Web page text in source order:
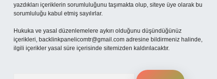
yazdıkları içeriklerin sorumluluğunu taşımakta olup, siteye üye olarak bu
sorumluluğu kabul etmiş sayılırlar.
Hukuka ve yasal düzenlemelere aykırı olduğunu düşündüğünüz
içerikleri, backlinkpanelicomtr@gmail.com adresine bildirmeniz halinde,
ilgili içerikler yasal süre içerisinde sitemizden kaldırılacaktır.